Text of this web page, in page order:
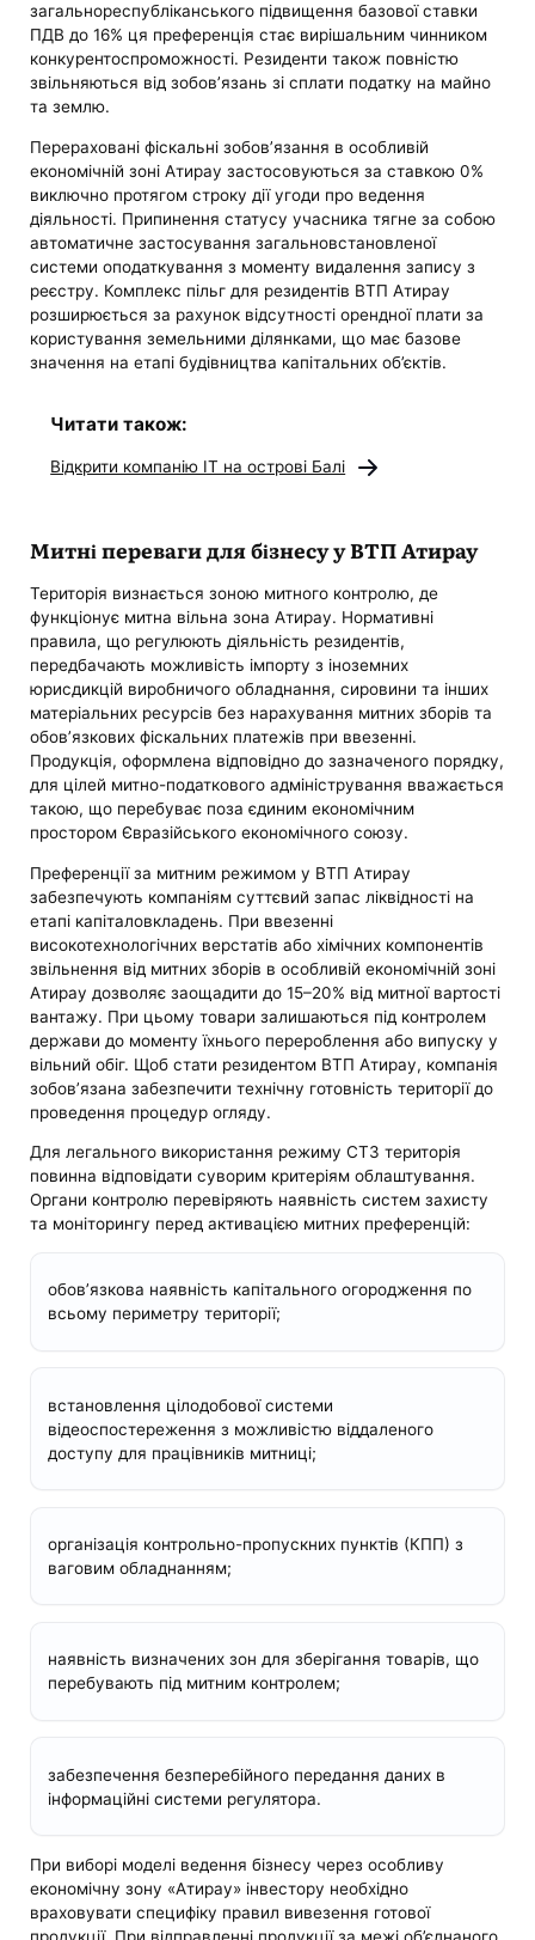
загальнореспубліканського підвищення базової ставки
ПДВ до 16% ця преференція стає вирішальним чинником
конкурентоспроможності. Резиденти також повністю
звільняються від зобов’язань зі сплати податку на майно
та землю.
Перераховані фіскальні зобов’язання в особливій
економічній зоні Атирау застосовуються за ставкою 0%
виключно протягом строку дії угоди про ведення
діяльності. Припинення статусу учасника тягне за собою
автоматичне застосування загальновстановленої
системи оподаткування з моменту видалення запису з
реєстру. Комплекс пільг для резидентів ВТП Атирау
розширюється за рахунок відсутності орендної плати за
користування земельними ділянками, що має базове
значення на етапі будівництва капітальних об’єктів.
Читати також:
Відкрити компанію IT на острові Балі
Митні переваги для бізнесу у ВТП Атирау
Територія визнається зоною митного контролю, де
функціонує митна вільна зона Атирау. Нормативні
правила, що регулюють діяльність резидентів,
передбачають можливість імпорту з іноземних
юрисдикцій виробничого обладнання, сировини та інших
матеріальних ресурсів без нарахування митних зборів та
обов’язкових фіскальних платежів при ввезенні.
Продукція, оформлена відповідно до зазначеного порядку,
для цілей митно-податкового адміністрування вважається
такою, що перебуває поза єдиним економічним
простором Євразійського економічного союзу.
Преференції за митним режимом у ВТП Атирау
забезпечують компаніям суттєвий запас ліквідності на
етапі капіталовкладень. При ввезенні
високотехнологічних верстатів або хімічних компонентів
звільнення від митних зборів в особливій економічній зоні
Атирау дозволяє заощадити до 15–20% від митної вартості
вантажу. При цьому товари залишаються під контролем
держави до моменту їхнього перероблення або випуску у
вільний обіг. Щоб стати резидентом ВТП Атирау, компанія
зобов’язана забезпечити технічну готовність території до
проведення процедур огляду.
Для легального використання режиму СТЗ територія
повинна відповідати суворим критеріям облаштування.
Органи контролю перевіряють наявність систем захисту
та моніторингу перед активацією митних преференцій:
обов’язкова наявність капітального огородження по
всьому периметру території;
встановлення цілодобової системи
відеоспостереження з можливістю віддаленого
доступу для працівників митниці;
організація контрольно-пропускних пунктів (КПП) з
ваговим обладнанням;
наявність визначених зон для зберігання товарів, що
перебувають під митним контролем;
забезпечення безперебійного передання даних в
інформаційні системи регулятора.
При виборі моделі ведення бізнесу через особливу
економічну зону «Атирау» інвестору необхідно
враховувати специфіку правил вивезення готової
продукції. При відправленні продукції за межі об’єднаного